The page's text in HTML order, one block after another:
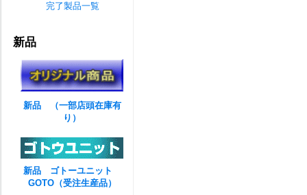
完了製品一覧
新品
新品 （一部店頭在庫有
り）
新品 ゴトーユニット
GOTO（受注生産品）